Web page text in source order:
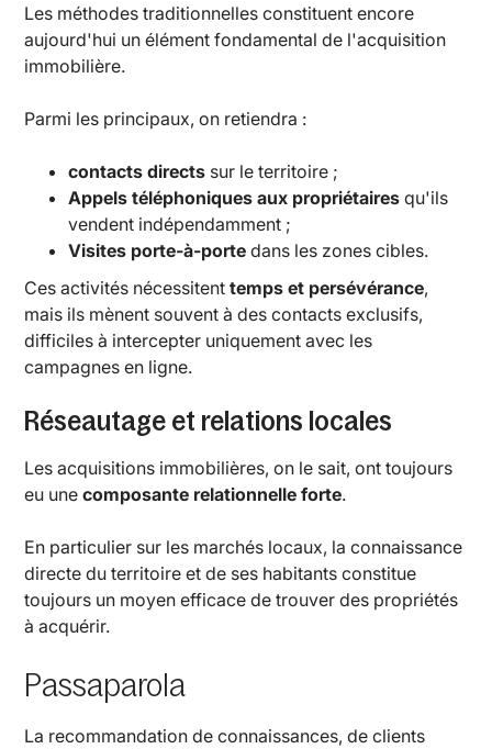
Les méthodes traditionnelles constituent encore
aujourd'hui un élément fondamental de l'acquisition
immobilière.
Parmi les principaux, on retiendra :
contacts directs sur le territoire ;
Appels téléphoniques aux propriétairesqu'ils
vendent indépendamment ;
Visites porte-à-porte dans les zones cibles.
Ces activités nécessitenttemps et persévérance,
mais ils mènent souvent à des contacts exclusifs,
difficiles à intercepter uniquement avec les
campagnes en ligne.
Réseautage et relations locales
Les acquisitions immobilières, on le sait, ont toujours
eu unecomposante relationnelle forte.
En particulier sur les marchés locaux, la connaissance
directe du territoire et de ses habitants constitue
toujours un moyen efficace de trouver des propriétés
à acquérir.
Passaparola
La recommandation de connaissances, de clients